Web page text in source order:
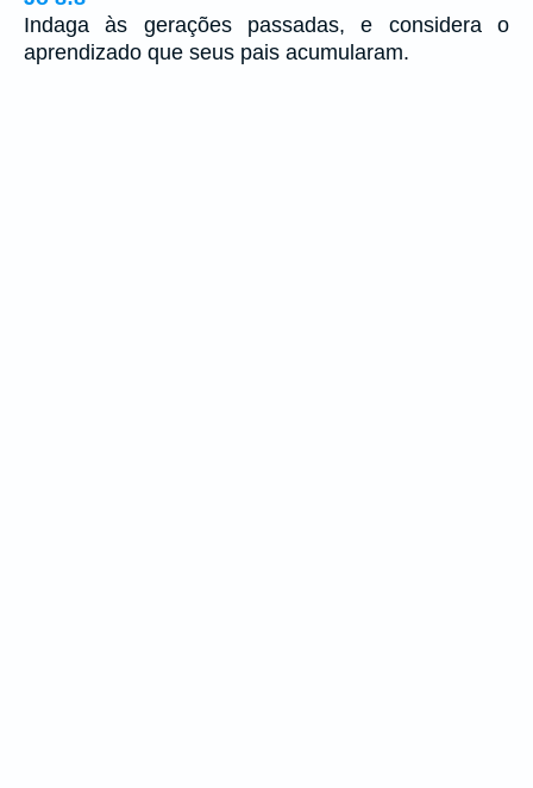
Indaga às gerações passadas, e considera o
aprendizado que seus pais acumularam.